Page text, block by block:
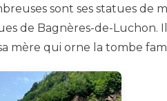
sont ses statues de
de Bagnères-de-Luchon.
mère qui orne la tombe